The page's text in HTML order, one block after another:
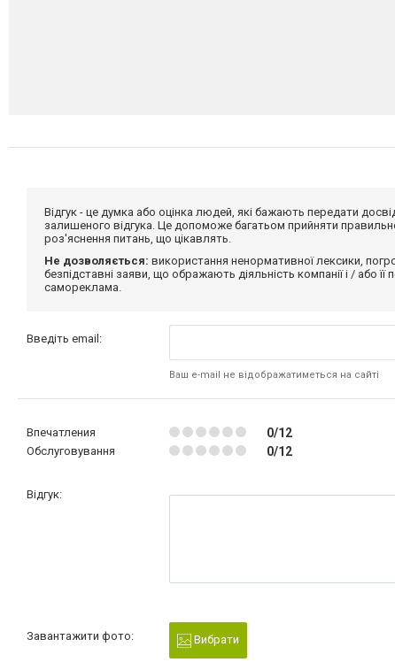
Відгук - це думка або оцінка людей, які бажають передати
залишеного відгука. Це допоможе багатьом прийняти
роз'яснення питань, що цікавлять.
Не дозволяється: використання ненормативної лексики,
безпідставні заяви, що ображають діяльність компанії і / або
самореклама.
Введіть email:
Ваш e-mail не відображатиметься на сайті
Впечатления 0/12
Обслуговування 0/12
Відгук:
Завантажити фото: Вибрати